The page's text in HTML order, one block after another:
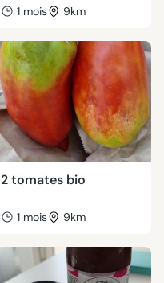
1 mois 9km
2 tomates bio
1 mois 9km